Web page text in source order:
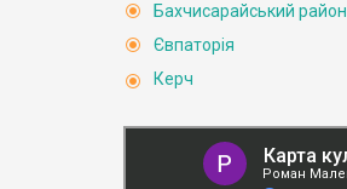
Бахчисарайський район
Євпаторія
Керч